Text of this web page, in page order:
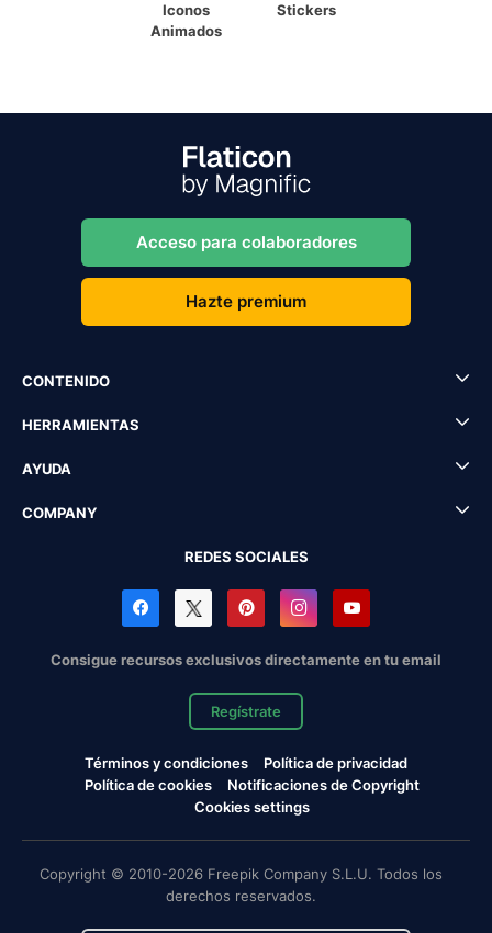
Iconos
Animados
Stickers
Acceso para colaboradores
Hazte premium
CONTENIDO
HERRAMIENTAS
AYUDA
COMPANY
REDES SOCIALES
Consigue recursos exclusivos directamente en tu email
Regístrate
Términos y condiciones
Política de privacidad
Política de cookies
Notificaciones de Copyright
Cookies settings
Copyright © 2010-2026 Freepik Company S.L.U. Todos los
derechos reservados.